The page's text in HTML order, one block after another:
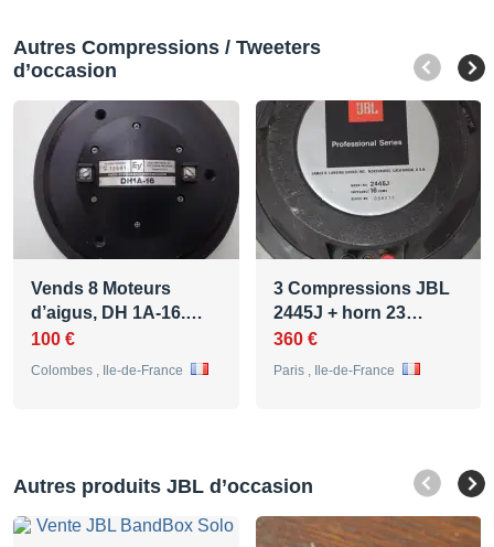
Autres Compressions / Tweeters
d’occasion
Vends 8 Moteurs
d’aigus, DH 1A-16.…
100 €
Colombes , Ile-de-France
3 Compressions JBL
2445J + horn 23…
360 €
Paris , Ile-de-France
Autres produits JBL d’occasion